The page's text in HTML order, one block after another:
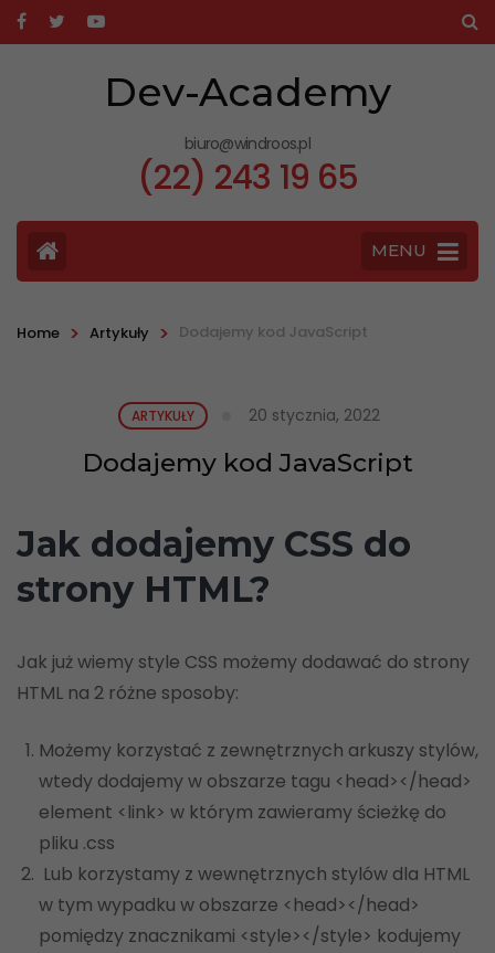
Dev-Academy
biuro@windroos.pl
(22) 243 19 65
MENU
Home > Artykuły > Dodajemy kod JavaScript
ARTYKUŁY 20 stycznia, 2022
Dodajemy kod JavaScript
Jak dodajemy CSS do
strony HTML?
Jak już wiemy style CSS możemy dodawać do strony
HTML na 2 różne sposoby:
Możemy korzystać z zewnętrznych arkuszy stylów,
wtedy dodajemy w obszarze tagu <head></head>
element <link> w którym zawieramy ścieżkę do
pliku .css
Lub korzystamy z wewnętrznych stylów dla HTML
w tym wypadku w obszarze <head></head>
pomiędzy znacznikami <style></style> kodujemy